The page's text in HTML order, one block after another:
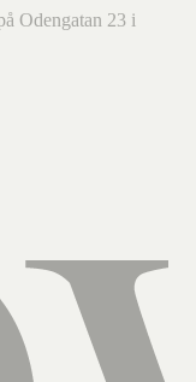
Odengatan 23 i